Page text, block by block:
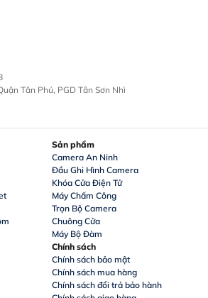
Sản phẩm
Camera An Ninh
Đầu Ghi Hình Camera
Khóa Cửa Điện Tử
Máy Chấm Công
Trọn Bộ Camera
Chuông Cửa
Máy Bộ Đàm
Chính sách
Chính sách bảo mật
Chính sách mua hàng
Chính sách đổi trả bảo hành
Tân Phú, PGD Tân Sơn Nhì